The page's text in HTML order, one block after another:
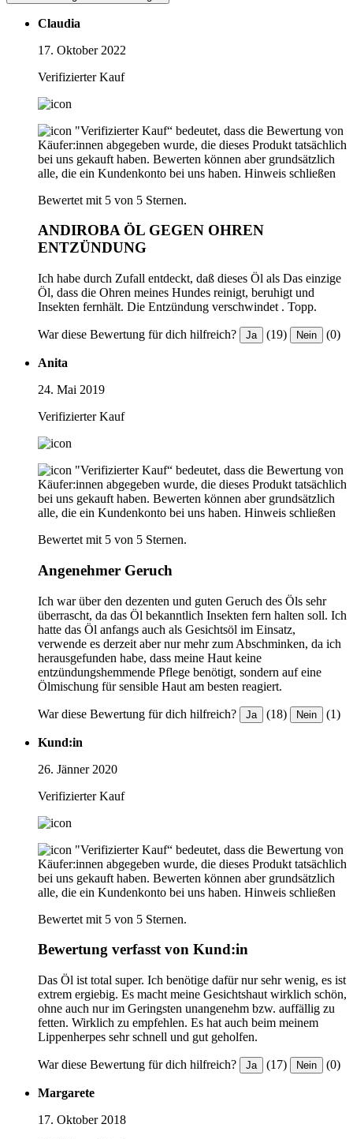
Claudia
17. Oktober 2022
Verifizierter Kauf
"Verifizierter Kauf“ bedeutet, dass die Bewertung von
Käufer:innen abgegeben wurde, die dieses Produkt tatsächlich
bei uns gekauft haben. Bewerten können aber grundsätzlich
alle, die ein Kundenkonto bei uns haben. Hinweis schließen
Bewertet mit 5 von 5 Sternen.
ANDIROBA ÖL GEGEN OHREN
ENTZÜNDUNG
Ich habe durch Zufall entdeckt, daß dieses Öl als Das einzige
Öl, dass die Ohren meines Hundes reinigt, beruhigt und
Insekten fernhält. Die Entzündung verschwindet . Topp.
War diese Bewertung für dich hilfreich? Ja (19) Nein (0)
Anita
24. Mai 2019
Verifizierter Kauf
"Verifizierter Kauf“ bedeutet, dass die Bewertung von
Käufer:innen abgegeben wurde, die dieses Produkt tatsächlich
bei uns gekauft haben. Bewerten können aber grundsätzlich
alle, die ein Kundenkonto bei uns haben. Hinweis schließen
Bewertet mit 5 von 5 Sternen.
Angenehmer Geruch
Ich war über den dezenten und guten Geruch des Öls sehr
überrascht, da das Öl bekanntlich Insekten fern halten soll. Ich
hatte das Öl anfangs auch als Gesichtsöl im Einsatz,
verwende es derzeit aber nur mehr zum Abschminken, da ich
herausgefunden habe, dass meine Haut keine
entzündungshemmende Pflege benötigt, sondern auf eine
Ölmischung für sensible Haut am besten reagiert.
War diese Bewertung für dich hilfreich? Ja (18) Nein (1)
Kund:in
26. Jänner 2020
Verifizierter Kauf
"Verifizierter Kauf“ bedeutet, dass die Bewertung von
Käufer:innen abgegeben wurde, die dieses Produkt tatsächlich
bei uns gekauft haben. Bewerten können aber grundsätzlich
alle, die ein Kundenkonto bei uns haben. Hinweis schließen
Bewertet mit 5 von 5 Sternen.
Bewertung verfasst von Kund:in
Das Öl ist total super. Ich benötige dafür nur sehr wenig, es ist
extrem ergiebig. Es macht meine Gesichtshaut wirklich schön,
ohne auch nur im Geringsten unangenehm bzw. auffällig zu
fetten. Wirklich zu empfehlen. Es hat auch beim meinem
Lippenherpes sehr schnell und gut geholfen.
War diese Bewertung für dich hilfreich? Ja (17) Nein (0)
Margarete
17. Oktober 2018